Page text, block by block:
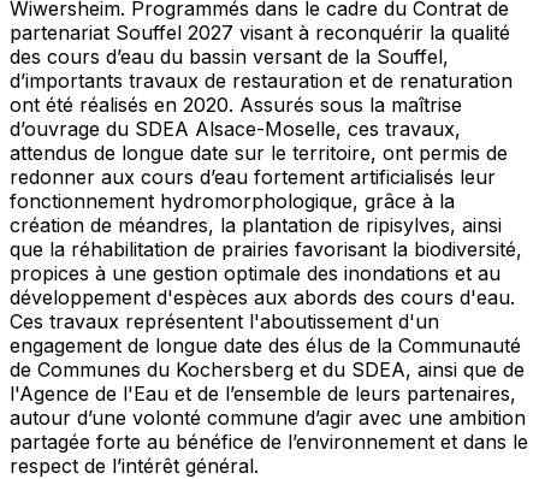
Wiwersheim. Programmés dans le cadre du Contrat de
partenariat Souffel 2027 visant à reconquérir la qualité
des cours d’eau du bassin versant de la Souffel,
d’importants travaux de restauration et de renaturation
ont été réalisés en 2020. Assurés sous la maîtrise
d’ouvrage du SDEA Alsace-Moselle, ces travaux,
attendus de longue date sur le territoire, ont permis de
redonner aux cours d’eau fortement artificialisés leur
fonctionnement hydromorphologique, grâce à la
création de méandres, la plantation de ripisylves, ainsi
que la réhabilitation de prairies favorisant la biodiversité,
propices à une gestion optimale des inondations et au
développement d'espèces aux abords des cours d'eau.
Ces travaux représentent l'aboutissement d'un
engagement de longue date des élus de la Communauté
de Communes du Kochersberg et du SDEA, ainsi que de
l'Agence de l'Eau et de l’ensemble de leurs partenaires,
autour d’une volonté commune d’agir avec une ambition
partagée forte au bénéfice de l’environnement et dans le
respect de l’intérêt général.